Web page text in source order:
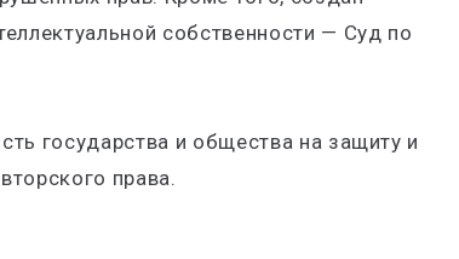
собственности — Суд по
государства и общества на защиту и
права.